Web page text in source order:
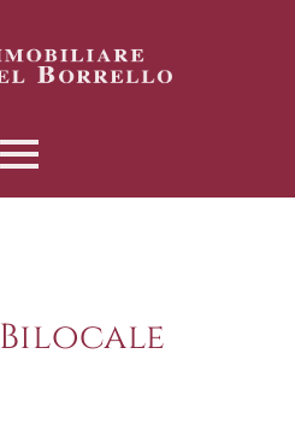
Bilocale